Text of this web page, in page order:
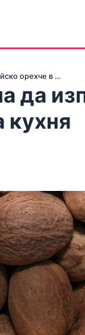
орехче в …
да
кухня